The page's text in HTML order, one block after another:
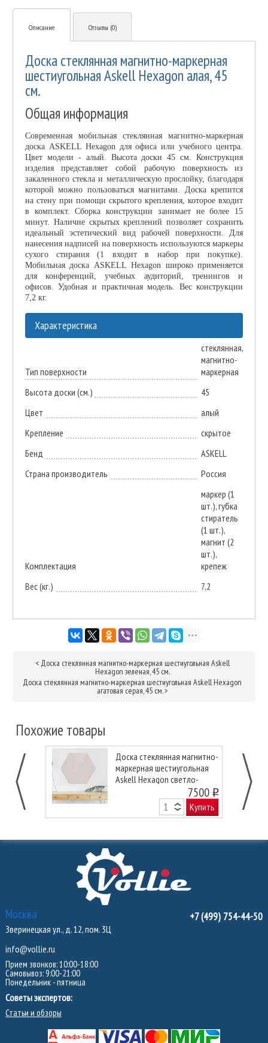
Описание Отзывы (0)
Доска стеклянная магнитно-маркерная
шестиугольная Askell Hexagon алая, 45
см.
Общая информация
Современная мобильная стеклянная магнитно-маркерная
доска ASKELL Hexagon для офиса или учебного центра.
Цвет модели - алый. Высота доски 45 см. Конструкция
изделия представляет собой рабочую поверхность из
закаленного стекла и металлическую прослойку, благодаря
которой можно пользоваться магнитами. Доска крепится
на стену при помощи скрытого крепления, которое входит
в комплект. Сборка конструкции занимает не более 15
минут. Наличие скрытых креплений позволяет сохранить
идеальный эстетический вид рабочей поверхности. Для
нанесения надписей на поверхность используются маркеры
сухого стирания (1 входит в набор при покупке).
Мобильная доска ASKELL Hexagon широко применяется
для конференций, учебных аудиторий, тренингов и
офисов. Удобная и практичная модель. Вес конструкции
7,2 кг.
Характеристика
Тип поверхности
стеклянная,
магнитно-
маркерная
Высота доски (см.)
45
Цвет
алый
Крепление
скрытое
Бенд
ASKELL
Страна производитель
Россия
Комплектация
маркер (1
шт.), губка
стиратель
(1 шт.),
магнит (2
шт.),
крепеж
Вес (кг.)
7,2
< Доска стеклянная магнитно-маркерная шестиугольная Askell
Hexagon зеленая, 45 см.
Доска стеклянная магнитно-маркерная шестиугольная Askell Hexagon
агатовая серая, 45 см.>
Похожие товары
Доска стеклянная магнитно-
маркерная шестиугольная
Askell Hexagon светло-
7500 o
Купить
Москва
Зверинецкая ул., д. 12, пом. 3Ц
info@vollie.ru
Прием звонков: 10:00-18:00
Самовывоз: 9:00-21:00
Понедельник - пятница
Советы экспертов:
Статьи и обзоры
+7 (499) 754-44-50